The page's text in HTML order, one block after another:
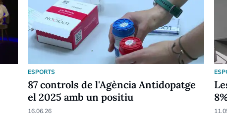
ESPORTS
87 controls de l'Agència Antidopatge
el 2025 amb un positiu
16.06.26